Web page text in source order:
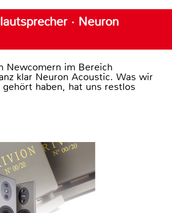
· Neuron
Newcomern im Bereich
klar Neuron Acoustic. Was wir
haben, hat uns restlos